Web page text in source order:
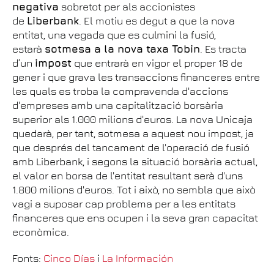
negativa sobretot per als accionistes
de Liberbank. El motiu es degut a que la nova
entitat, una vegada que es culmini la fusió,
estarà sotmesa a la nova taxa Tobin. Es tracta
d’un impost que entrarà en vigor el proper 18 de
gener i que grava les transaccions financeres entre
les quals es troba la compravenda d'accions
d'empreses amb una capitalització borsària
superior als 1.000 milions d'euros. La nova Unicaja
quedarà, per tant, sotmesa a aquest nou impost, ja
que després del tancament de l'operació de fusió
amb Liberbank, i segons la situació borsària actual,
el valor en borsa de l'entitat resultant serà d'uns
1.800 milions d'euros. Tot i això, no sembla que això
vagi a suposar cap problema per a les entitats
financeres que ens ocupen i la seva gran capacitat
econòmica.
Fonts: Cinco Días i La Información